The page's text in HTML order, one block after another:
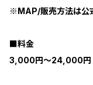
※MAP/販売方法は公
■料金
3,000円～24,000円